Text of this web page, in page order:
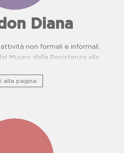
Diana
non formali e informali.
Museo della Resistenza alla
didattiche per scuole.
alla pagina